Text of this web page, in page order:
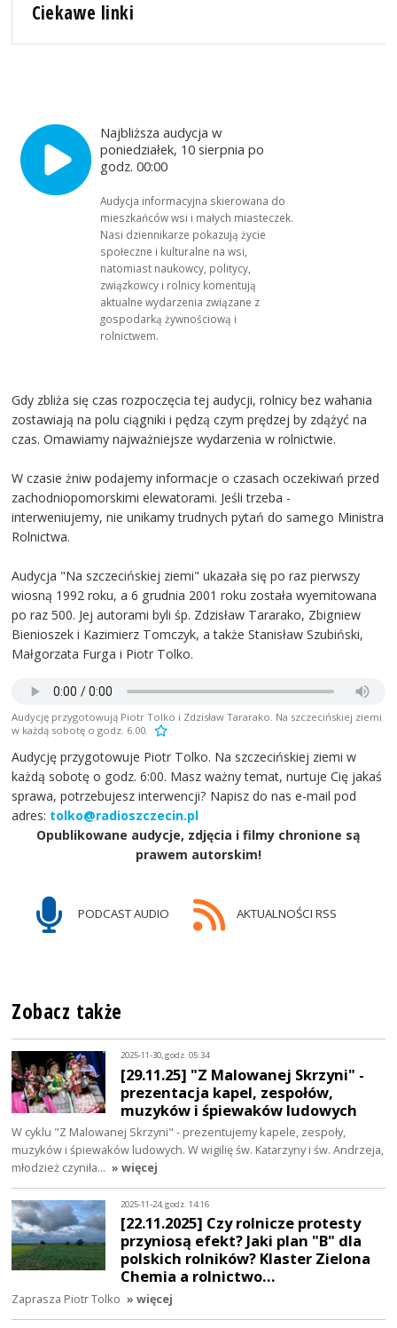
Ciekawe linki
Najbliższa audycja w
poniedziałek, 10 sierpnia po
godz. 00:00
Audycja informacyjna skierowana do
mieszkańców wsi i małych miasteczek.
Nasi dziennikarze pokazują życie
społeczne i kulturalne na wsi,
natomiast naukowcy, politycy,
związkowcy i rolnicy komentują
aktualne wydarzenia związane z
gospodarką żywnościową i
rolnictwem.
Gdy zbliża się czas rozpoczęcia tej audycji, rolnicy bez wahania
zostawiają na polu ciągniki i pędzą czym prędzej by zdążyć na
czas. Omawiamy najważniejsze wydarzenia w rolnictwie.
W czasie żniw podajemy informacje o czasach oczekiwań przed
zachodniopomorskimi elewatorami. Jeśli trzeba -
interweniujemy, nie unikamy trudnych pytań do samego Ministra
Rolnictwa.
Audycja "Na szczecińskiej ziemi" ukazała się po raz pierwszy
wiosną 1992 roku, a 6 grudnia 2001 roku została wyemitowana
po raz 500. Jej autorami byli śp. Zdzisław Tararako, Zbigniew
Bienioszek i Kazimierz Tomczyk, a także Stanisław Szubiński,
Małgorzata Furga i Piotr Tolko.
Audycję przygotowują Piotr Tolko i Zdzisław Tararako. Na szczecińskiej ziemi
w każdą sobotę o godz. 6.00.
Audycję przygotowuje Piotr Tolko. Na szczecińskiej ziemi w
każdą sobotę o godz. 6:00. Masz ważny temat, nurtuje Cię jakaś
sprawa, potrzebujesz interwencji? Napisz do nas e-mail pod
adres: tolko@radioszczecin.pl
Opublikowane audycje, zdjęcia i filmy chronione są
prawem autorskim!
PODCAST AUDIO AKTUALNOŚCI RSS
Zobacz także
2025-11-30, godz. 05:34
[29.11.25] "Z Malowanej Skrzyni" -
prezentacja kapel, zespołów,
muzyków i śpiewaków ludowych
W cyklu "Z Malowanej Skrzyni" - prezentujemy kapele, zespoły,
muzyków i śpiewaków ludowych. W wigilię św. Katarzyny i św. Andrzeja,
młodzież czyniła… » więcej
2025-11-24, godz. 14:16
[22.11.2025] Czy rolnicze protesty
przyniosą efekt? Jaki plan "B" dla
polskich rolników? Klaster Zielona
Chemia a rolnictwo…
Zaprasza Piotr Tolko » więcej